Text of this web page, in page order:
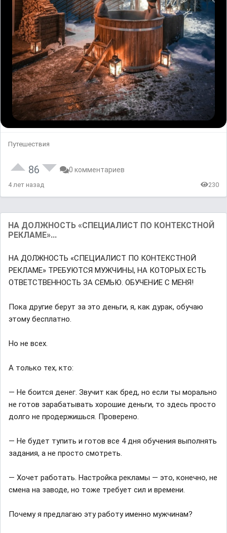
Путешествия
86 0 комментариев
4 лет назад 230
НА ДОЛЖНОСТЬ «СПЕЦИАЛИСТ ПО КОНТЕКСТНОЙ
РЕКЛАМЕ»...
НА ДОЛЖНОСТЬ «СПЕЦИАЛИСТ ПО КОНТЕКСТНОЙ
РЕКЛАМЕ» ТРЕБУЮТСЯ МУЖЧИНЫ, НА КОТОРЫХ ЕСТЬ
ОТВЕТСТВЕННОСТЬ ЗА СЕМЬЮ. ОБУЧЕНИЕ С МЕНЯ!
Пока другие берут за это деньги, я, как дурак, обучаю
этому бесплатно.
Но не всех.
А только тех, кто:
— Не боится денег. Звучит как бред, но если ты морально
не готов зарабатывать хорошие деньги, то здесь просто
долго не продержишься. Проверено.
— Не будет тупить и готов все 4 дня обучения выполнять
задания, а не просто смотреть.
— Хочет работать. Настройка рекламы — это, конечно, не
смена на заводе, но тоже требует сил и времени.
Почему я предлагаю эту работу именно мужчинам?